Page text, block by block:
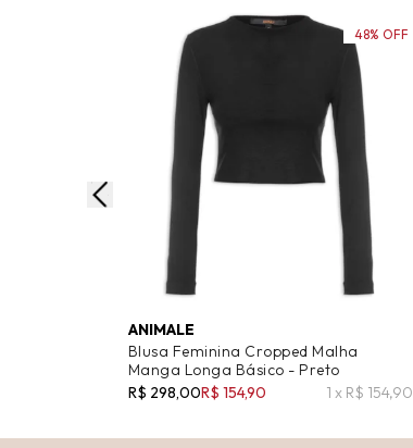
ANIMALE
Blusa Feminina Cropped Malha
Manga Longa Básico - Preto
R$ 298,00R$ 154,90 1 x R$ 154,90
48% OFF